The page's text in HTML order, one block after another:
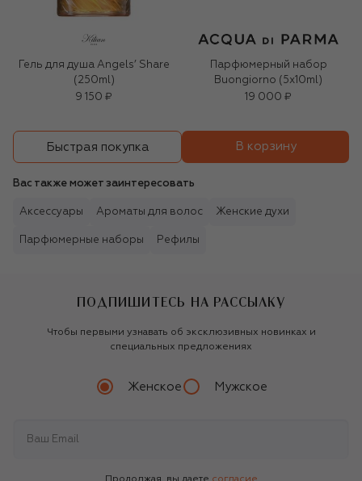
Гель для душа Angels’ Share
(250ml)
9 150 ₽
Парфюмерный набор
Buongiorno (5x10ml)
19 000 ₽
Быстрая покупка В корзину
Вас также может заинтересовать
Аксессуары Ароматы для волос Женские духи
Парфюмерные наборы Рефилы
ПОДПИШИТЕСЬ НА РАССЫЛКУ
Чтобы первыми узнавать об эксклюзивных новинках и
специальных предложениях
Женское Мужское